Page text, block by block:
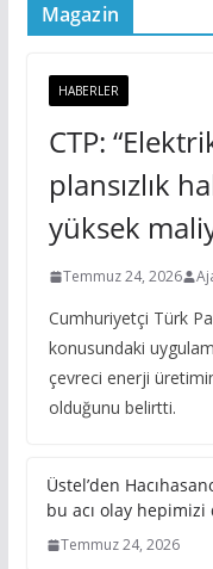
Magazin
HABERLER
CTP:
plansızlık
yüksek
Temmuz 24, 2026
Cumhuriyetçi Türk
konusundaki
çevreci enerji
olduğunu belirtti.
Üstel’den
bu acı olay
Temmuz 24, 2026